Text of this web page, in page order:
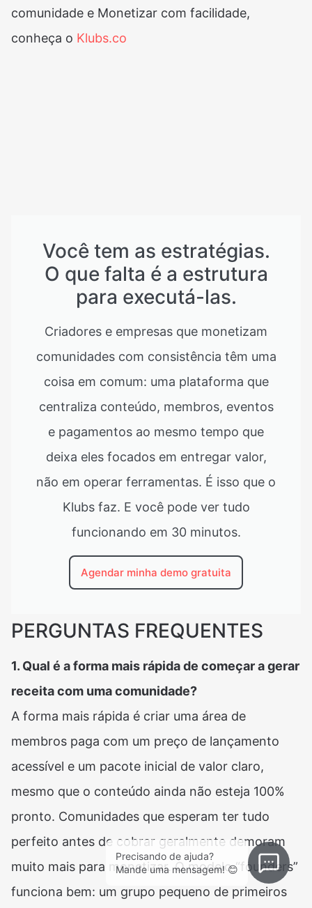
Precisando de ajuda?
Mande uma mensagem! 😊
comunidade e Monetizar com facilidade,
conheça o Klubs.co
Você tem as estratégias.
O que falta é a estrutura
para executá-las.
Criadores e empresas que monetizam
comunidades com consistência têm uma
coisa em comum: uma plataforma que
centraliza conteúdo, membros, eventos
e pagamentos ao mesmo tempo que
deixa eles focados em entregar valor,
não em operar ferramentas. É isso que o
Klubs faz. E você pode ver tudo
funcionando em 30 minutos.
Agendar minha demo gratuita
PERGUNTAS FREQUENTES
1. Qual é a forma mais rápida de começar a gerar
receita com uma comunidade?
A forma mais rápida é criar uma área de
membros paga com um preço de lançamento
acessível e um pacote inicial de valor claro,
mesmo que o conteúdo ainda não esteja 100%
pronto. Comunidades que esperam ter tudo
perfeito antes de cobrar geralmente demoram
muito mais para monetizar. O modelo “founders”
funciona bem: um grupo pequeno de primeiros